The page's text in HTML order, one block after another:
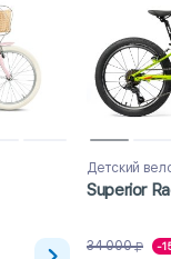
Детский
Superior
34 000 -